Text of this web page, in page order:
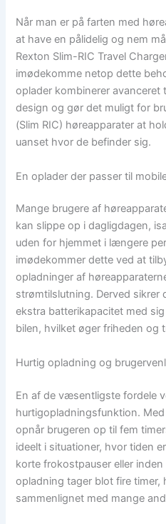
Når man er på farten med
at have en pålidelig og nem
Rexton Slim-RIC Travel
imødekomme netop dette
oplader kombinerer
design og gør det muligt for
(Slim RIC) høreapparater at
uanset hvor de befinder sig.
En oplader der passer til
Mange brugere af
kan slippe op i dagligdagen,
uden for hjemmet i længere
imødekommer dette ved at
opladninger af
strømtilslutning. Derved sikrer
ekstra batterikapacitet med
bilen, hvilket øger friheden og
Hurtig opladning og
En af de væsentligste fordele
hurtigopladningsfunktion.
opnår brugeren op til fem
ideelt i situationer, hvor tiden
korte frokostpauser eller
opladning tager blot fire timer,
sammenlignet med mange